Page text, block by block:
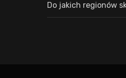
Do jakich regionów